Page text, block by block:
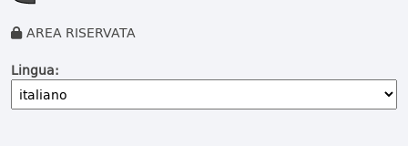
AREA RISERVATA
Lingua